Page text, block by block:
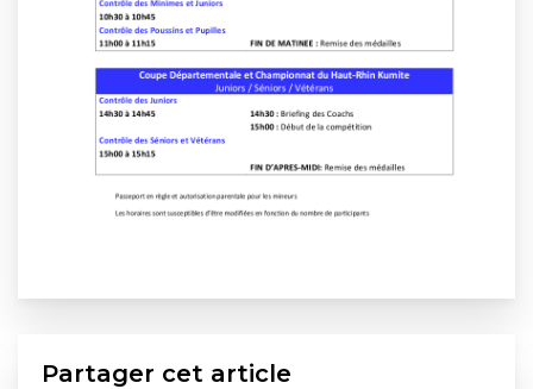
Partager cet article